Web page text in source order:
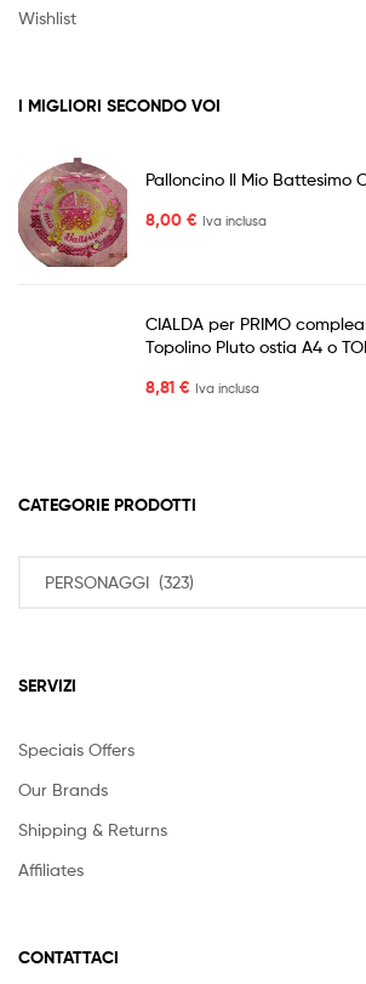
Wishlist
I MIGLIORI SECONDO VOI
Palloncino Il Mio Battesimo
8,00 € Iva inclusa
CIALDA per PRIMO
Topolino Pluto ostia A4 o
8,81 € Iva inclusa
CATEGORIE PRODOTTI
SERVIZI
Speciais Offers
Our Brands
Affiliates